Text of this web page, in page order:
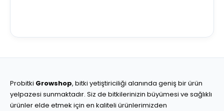
Probitki Growshop, bitki yetiştiriciliği alanında geniş bir ürün
yelpazesi sunmaktadır. Siz de bitkilerinizin büyümesi ve sağlıklı
ürünler elde etmek için en kaliteli ürünlerimizden